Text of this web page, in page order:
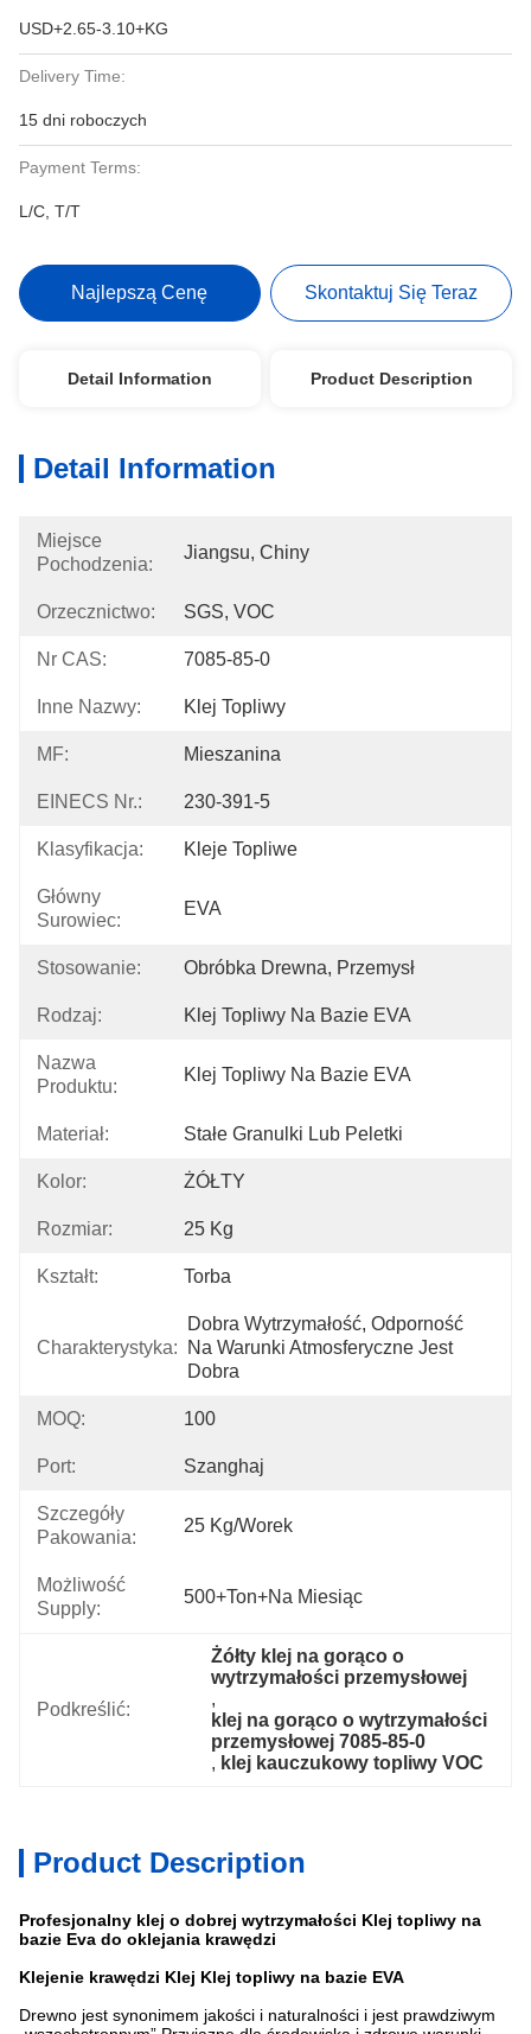
USD+2.65-3.10+KG
Delivery Time:
15 dni roboczych
Payment Terms:
L/C, T/T
Najlepszą Cenę Skontaktuj Się Teraz
Detail Information Product Description
Detail Information
Miejsce
Pochodzenia:
Jiangsu, Chiny
Orzecznictwo: SGS, VOC
Nr CAS: 7085-85-0
Inne Nazwy: Klej Topliwy
MF: Mieszanina
EINECS Nr.: 230-391-5
Klasyfikacja: Kleje Topliwe
Główny
Surowiec:
EVA
Stosowanie: Obróbka Drewna, Przemysł
Rodzaj: Klej Topliwy Na Bazie EVA
Nazwa
Produktu:
Klej Topliwy Na Bazie EVA
Materiał: Stałe Granulki Lub Peletki
Kolor: ŻÓŁTY
Rozmiar: 25 Kg
Kształt: Torba
Charakterystyka:
Dobra Wytrzymałość, Odporność
Na Warunki Atmosferyczne Jest
Dobra
MOQ: 100
Port: Szanghaj
Szczegóły
Pakowania:
25 Kg/worek
Możliwość
Supply:
500+Ton+na Miesiąc
Podkreślić:
Żółty klej na gorąco o
wytrzymałości przemysłowej
,
klej na gorąco o wytrzymałości
przemysłowej 7085-85-0
, klej kauczukowy topliwy VOC
Product Description
Profesjonalny klej o dobrej wytrzymałości Klej topliwy na
bazie Eva do oklejania krawędzi
Klejenie krawędzi Klej Klej topliwy na bazie EVA
Drewno jest synonimem jakości i naturalności i jest prawdziwym